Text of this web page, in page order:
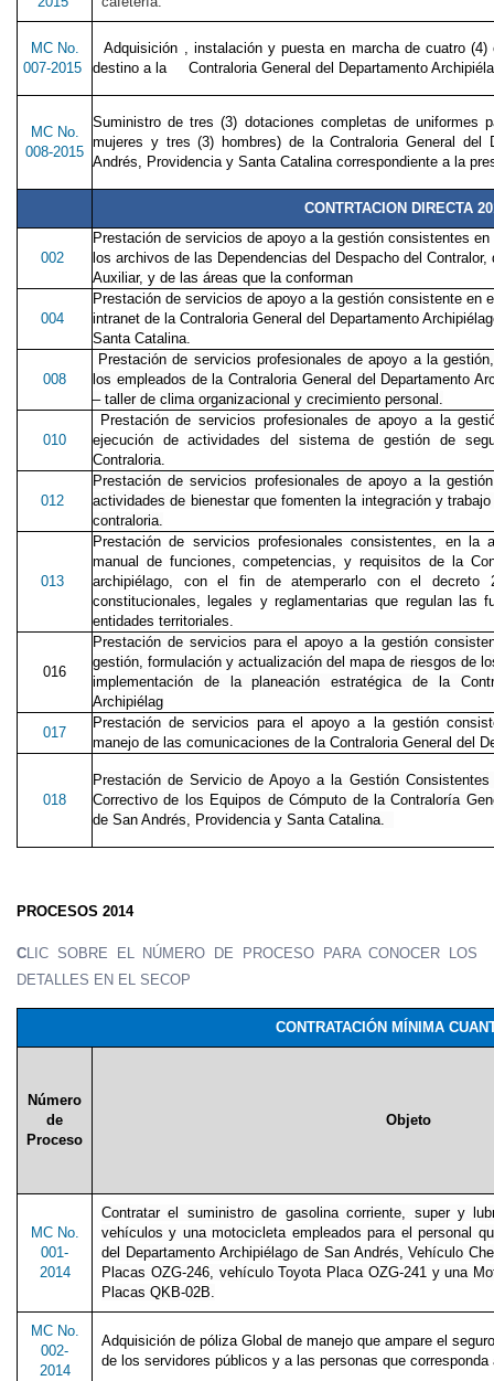
MC No.
007-2015
Adquisición , instalación y puesta en marcha de cuatro (4)
destino a la Contraloria General del Departamento
MC No.
008-2015
Suministro de tres (3) dotaciones completas de uniformes
mujeres y tres (3) hombres) de la Contraloria General del
Andrés, Providencia y Santa Catalina correspondiente a la
CONTRTACION DIRECTA
002
Prestación de servicios de apoyo a la gestión consistentes
los archivos de las Dependencias del Despacho del
Auxiliar, y de las áreas que la conforman
004
Prestación de servicios de apoyo a la gestión consistente en
intranet de la Contraloria General del Departamento
Santa Catalina.
008
Prestación de servicios profesionales de apoyo a la
los empleados de la Contraloria General del Departamento
– taller de clima organizacional y crecimiento personal.
010
Prestación de servicios profesionales de apoyo a la
ejecución de actividades del sistema de gestión de
Contraloria.
012
Prestación de servicios profesionales de apoyo a la
actividades de bienestar que fomenten la integración y
contraloria.
013
Prestación de servicios profesionales consistentes, en la
manual de funciones, competencias, y requisitos de la
archipiélago, con el fin de atemperarlo con el decreto
constitucionales, legales y reglamentarias que regulan las
entidades territoriales.
016
Prestación de servicios para el apoyo a la gestión
gestión, formulación y actualización del mapa de riesgos de
implementación de la planeación estratégica de la
Archipiélag
017
Prestación de servicios para el apoyo a la gestión
manejo de las comunicaciones de la Contraloria General del
018
Prestación de Servicio de Apoyo a la Gestión
Correctivo de los Equipos de Cómputo de la Contraloría
de San Andrés, Providencia y Santa Catalina.
PROCESOS 2014
CLIC SOBRE EL NÚMERO DE PROCESO PARA CONOCER LOS
DETALLES EN EL SECOP
CONTRATACIÓN MÍNIMA
Número
de
Proceso
Objeto
MC No.
001-
2014
Contratar el suministro de gasolina corriente, super y
vehículos y una motocicleta empleados para el personal
del Departamento Archipiélago de San Andrés, Vehículo
Placas OZG-246, vehículo Toyota Placa OZG-241 y una
Placas QKB-02B.
MC No.
002-
2014
Adquisición de póliza Global de manejo que ampare el
de los servidores públicos y a las personas que corresponda